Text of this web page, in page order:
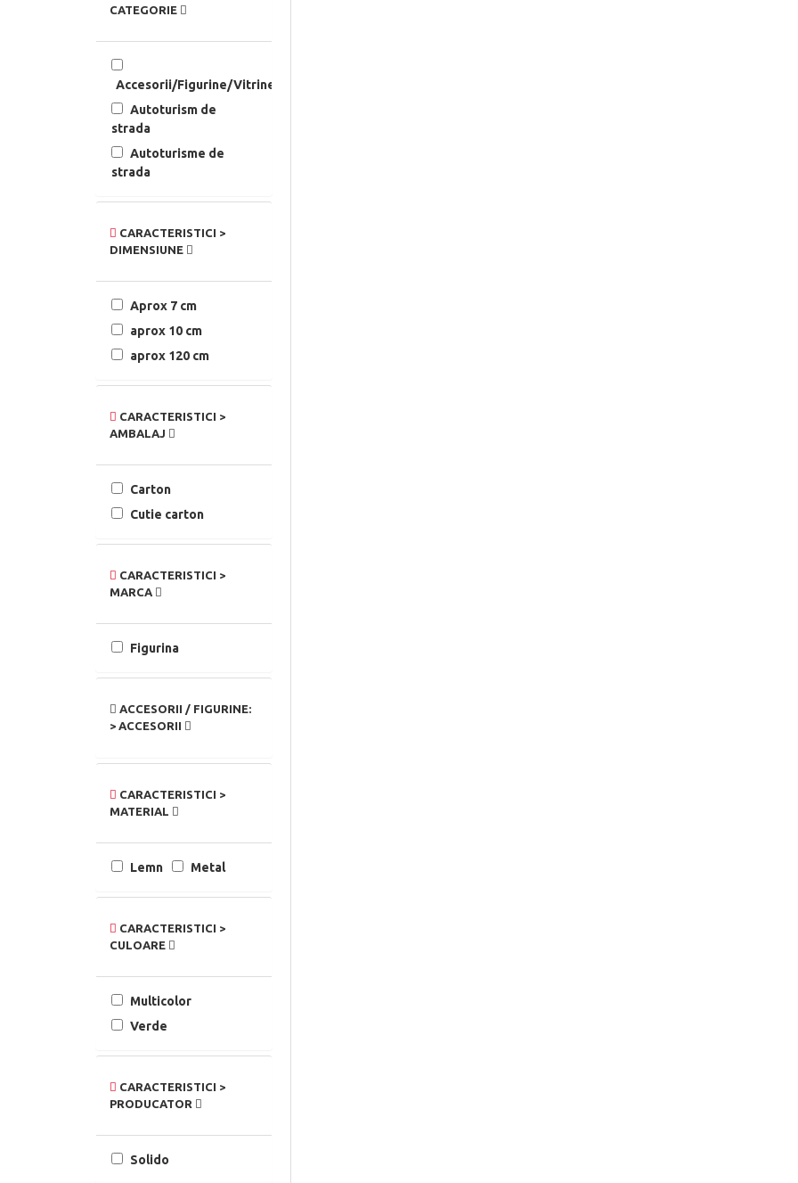
CATEGORIE
Accesorii/Figurine/Vitrine
Autoturism de
strada
Autoturisme de
strada
CARACTERISTICI >
DIMENSIUNE
Aprox 7 cm
aprox 10 cm
aprox 120 cm
CARACTERISTICI >
AMBALAJ
Carton
Cutie carton
CARACTERISTICI >
MARCA
Figurina
ACCESORII / FIGURINE:
> ACCESORII
CARACTERISTICI >
MATERIAL
Lemn Metal
CARACTERISTICI >
CULOARE
Multicolor
Verde
CARACTERISTICI >
PRODUCATOR
Solido